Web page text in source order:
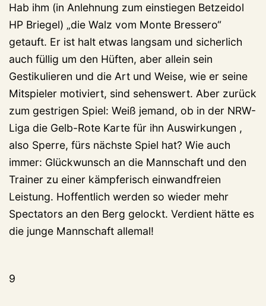
Hab ihm (in Anlehnung zum einstiegen Betzeidol
HP Briegel) „die Walz vom Monte Bressero“
getauft. Er ist halt etwas langsam und sicherlich
auch füllig um den Hüften, aber allein sein
Gestikulieren und die Art und Weise, wie er seine
Mitspieler motiviert, sind sehenswert. Aber zurück
zum gestrigen Spiel: Weiß jemand, ob in der NRW-
Liga die Gelb-Rote Karte für ihn Auswirkungen ,
also Sperre, fürs nächste Spiel hat? Wie auch
immer: Glückwunsch an die Mannschaft und den
Trainer zu einer kämpferisch einwandfreien
Leistung. Hoffentlich werden so wieder mehr
Spectators an den Berg gelockt. Verdient hätte es
die junge Mannschaft allemal!
9